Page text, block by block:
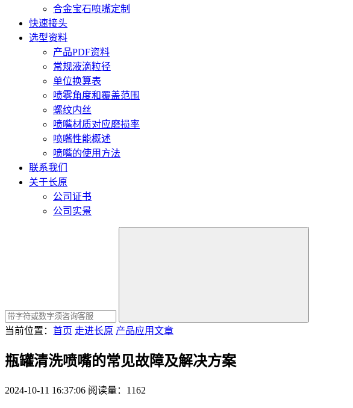
合金宝石喷嘴定制
快速接头
选型资料
产品PDF资料
常规液滴粒径
单位换算表
喷雾角度和覆盖范围
螺纹内丝
喷嘴材质对应磨损率
喷嘴性能概述
喷嘴的使用方法
联系我们
关于长原
公司证书
公司实景
当前位置： 首页 走进长原 产品应用文章
瓶罐清洗喷嘴的常见故障及解决方案
2024-10-11 16:37:06 阅读量：1162